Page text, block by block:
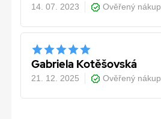
14. 07. 2023 Ověřený nákup
Gabriela Kotěšovská
21. 12. 2025 Ověřený nákup